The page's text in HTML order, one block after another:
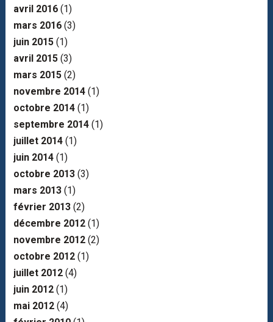
avril 2016(1)
mars 2016(3)
juin 2015(1)
avril 2015(3)
mars 2015(2)
novembre 2014(1)
octobre 2014(1)
septembre 2014(1)
juillet 2014(1)
juin 2014(1)
octobre 2013(3)
mars 2013(1)
février 2013(2)
décembre 2012(1)
novembre 2012(2)
octobre 2012(1)
juillet 2012(4)
juin 2012(1)
mai 2012(4)